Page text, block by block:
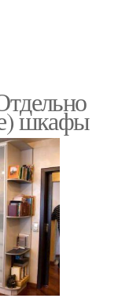
шкафы